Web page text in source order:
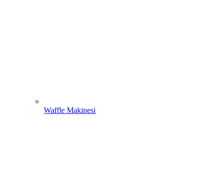
Waffle Makinesi